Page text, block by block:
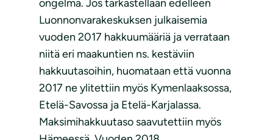
ongelma. Jos tarkastellaan edelleen
Luonnonvarakeskuksen julkaisemia
vuoden 2017 hakkuumääriä ja verrataan
niitä eri maakuntien ns. kestäviin
hakkuutasoihin, huomataan että vuonna
2017 ne ylitettiin myös Kymenlaaksossa,
Etelä-Savossa ja Etelä-Karjalassa.
Maksimihakkuutaso saavutettiin myös